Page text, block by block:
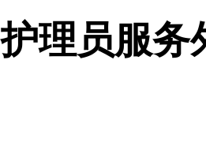
护理员服务